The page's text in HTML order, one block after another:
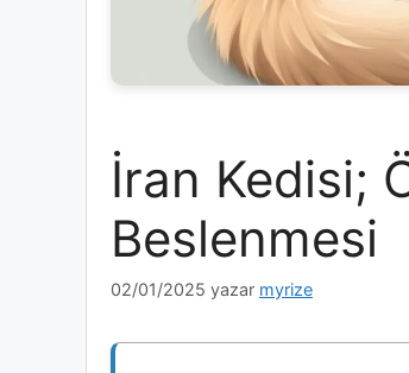
İran Kedisi;
Beslenmesi
02/01/2025 yazar myrize